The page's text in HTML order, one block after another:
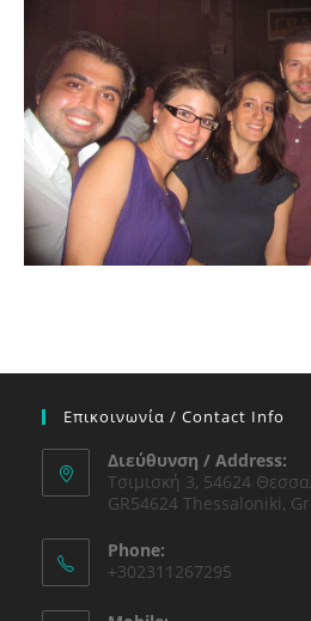
Επικοινωνία / Contact Info
Διεύθυνση / Address:
Τσιμισκή 3, 54624
GR54624 Thessaloniki,
Phone:
+302311267295